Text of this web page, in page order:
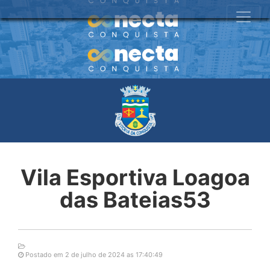
Vila Esportiva Loagoa
das Bateias53
Postado em 2 de julho de 2024 as 17:40:49